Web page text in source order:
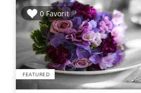
0 Favorit
FEATURED